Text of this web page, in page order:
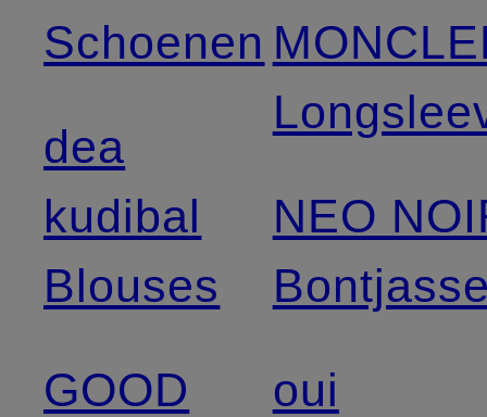
Schoenen
dea
kudibal
Blouses
GOOD
NEO
oui